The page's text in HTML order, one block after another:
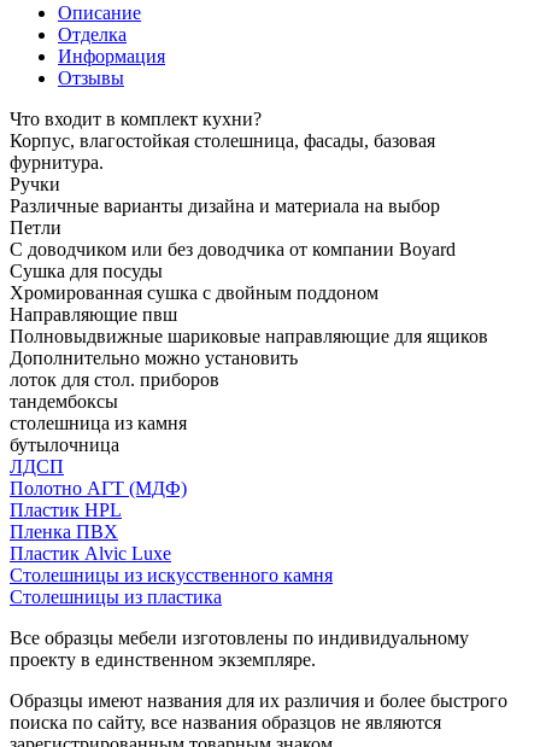
Описание
Отделка
Информация
Отзывы
Что входит в комплект кухни?
Корпус, влагостойкая столешница, фасады, базовая
фурнитура.
Ручки
Различные варианты дизайна и материала на выбор
Петли
С доводчиком или без доводчика от компании Boyard
Сушка для посуды
Хромированная сушка с двойным поддоном
Направляющие пвш
Полновыдвижные шариковые направляющие для ящиков
Дополнительно можно установить
лоток для стол. приборов
тандембоксы
столешница из камня
бутылочница
ЛДСП
Полотно АГТ (МДФ)
Пластик HPL
Пленка ПВХ
Пластик Alvic Luxe
Столешницы из искусственного камня
Столешницы из пластика
Все образцы мебели изготовлены по индивидуальному
проекту в единственном экземпляре.
Образцы имеют названия для их различия и более быстрого
поиска по сайту, все названия образцов не являются